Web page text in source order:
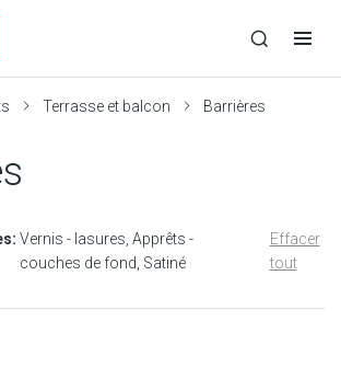
Terrasse et balcon Barrières
Vernis - lasures Apprêts -
couches de fond Satiné
Effacer
tout